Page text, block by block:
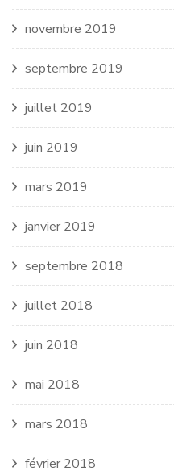
novembre 2019
septembre 2019
juillet 2019
juin 2019
mars 2019
janvier 2019
septembre 2018
juillet 2018
juin 2018
mai 2018
mars 2018
février 2018